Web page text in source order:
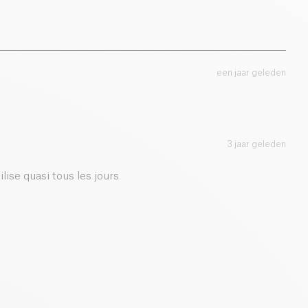
een jaar geleden
3 jaar geleden
quasi tous les jours